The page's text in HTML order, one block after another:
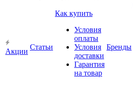
Акции
Статьи
Как купить
Условия
оплаты
Условия
доставки
Гарантия
на товар
Бренды